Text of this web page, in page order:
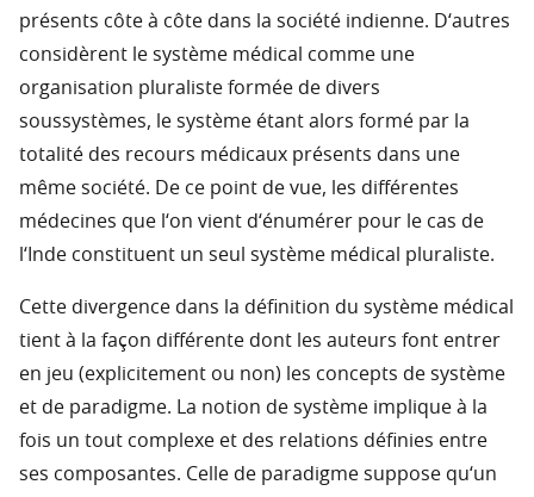
présents côte à côte dans la société indienne. D‘autres
considèrent le système médical comme une
organisation pluraliste formée de divers
soussystèmes, le système étant alors formé par la
totalité des recours médicaux présents dans une
même société. De ce point de vue, les différentes
médecines que l‘on vient d‘énumérer pour le cas de
l‘Inde constituent un seul système médical pluraliste.
Cette divergence dans la définition du système médical
tient à la façon différente dont les auteurs font entrer
en jeu (explicitement ou non) les concepts de système
et de paradigme. La notion de système implique à la
fois un tout complexe et des relations définies entre
ses composantes. Celle de paradigme suppose qu‘un